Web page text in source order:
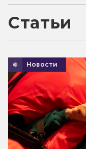
Статьи
Новости